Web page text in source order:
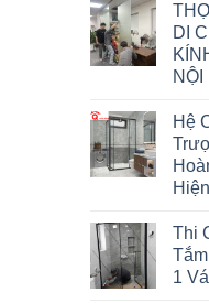
DI
NỘI
Hệ
Thi
1